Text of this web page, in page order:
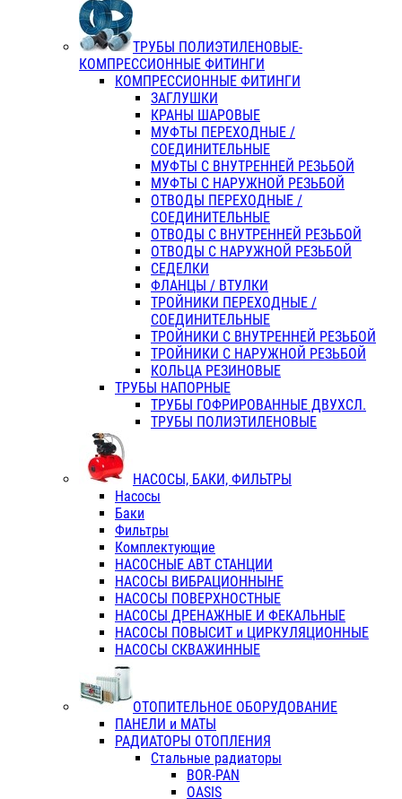
ТРУБЫ ПОЛИЭТИЛЕНОВЫЕ-
КОМПРЕССИОННЫЕ ФИТИНГИ
КОМПРЕССИОННЫЕ ФИТИНГИ
ЗАГЛУШКИ
КРАНЫ ШАРОВЫЕ
МУФТЫ ПЕРЕХОДНЫЕ /
СОЕДИНИТЕЛЬНЫЕ
МУФТЫ С ВНУТРЕННЕЙ РЕЗЬБОЙ
МУФТЫ С НАРУЖНОЙ РЕЗЬБОЙ
ОТВОДЫ ПЕРЕХОДНЫЕ /
СОЕДИНИТЕЛЬНЫЕ
ОТВОДЫ С ВНУТРЕННЕЙ РЕЗЬБОЙ
ОТВОДЫ С НАРУЖНОЙ РЕЗЬБОЙ
СЕДЕЛКИ
ФЛАНЦЫ / ВТУЛКИ
ТРОЙНИКИ ПЕРЕХОДНЫЕ /
СОЕДИНИТЕЛЬНЫЕ
ТРОЙНИКИ С ВНУТРЕННЕЙ РЕЗЬБОЙ
ТРОЙНИКИ С НАРУЖНОЙ РЕЗЬБОЙ
КОЛЬЦА РЕЗИНОВЫЕ
ТРУБЫ НАПОРНЫЕ
ТРУБЫ ГОФРИРОВАННЫЕ ДВУХСЛ.
ТРУБЫ ПОЛИЭТИЛЕНОВЫЕ
НАСОСЫ, БАКИ, ФИЛЬТРЫ
Насосы
Баки
Фильтры
Комплектующие
НАСОСНЫЕ АВТ СТАНЦИИ
НАСОСЫ ВИБРАЦИОННЫНЕ
НАСОСЫ ПОВЕРХНОСТНЫЕ
НАСОСЫ ДРЕНАЖНЫЕ И ФЕКАЛЬНЫЕ
НАСОСЫ ПОВЫСИТ и ЦИРКУЛЯЦИОННЫЕ
НАСОСЫ СКВАЖИННЫЕ
ОТОПИТЕЛЬНОЕ ОБОРУДОВАНИЕ
ПАНЕЛИ и МАТЫ
РАДИАТОРЫ ОТОПЛЕНИЯ
Стальные радиаторы
BOR-PAN
OASIS